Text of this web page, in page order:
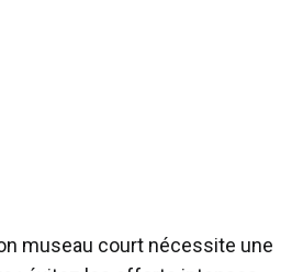
museau court nécessite une